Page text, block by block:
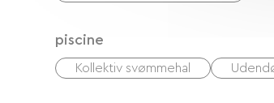
piscine
Kollektiv svømmehal